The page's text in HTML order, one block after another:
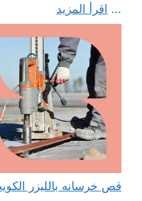
... اقرأ المزيد
قص خرسانه بالليزر الكويت 65932555 فتح كور